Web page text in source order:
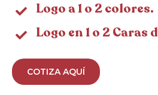
Logo a 1 o 2 colores.
Logo en 1 o 2 Caras
COTIZA AQUÍ